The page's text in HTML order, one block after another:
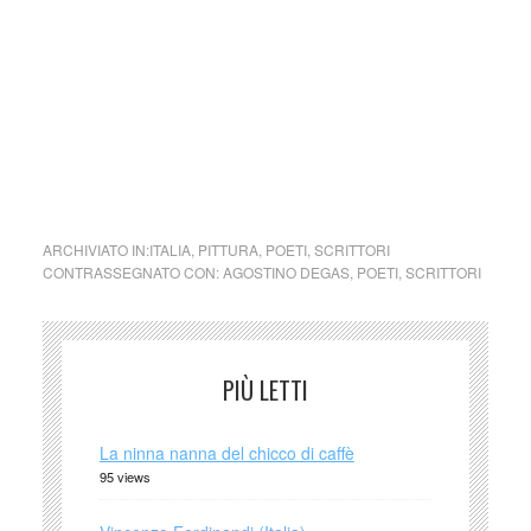
ARCHIVIATO IN:ITALIA, PITTURA, POETI, SCRITTORI
CONTRASSEGNATO CON:AGOSTINO DEGAS, POETI, SCRITTORI
PIÙ LETTI
La ninna nanna del chicco di caffè
95 views